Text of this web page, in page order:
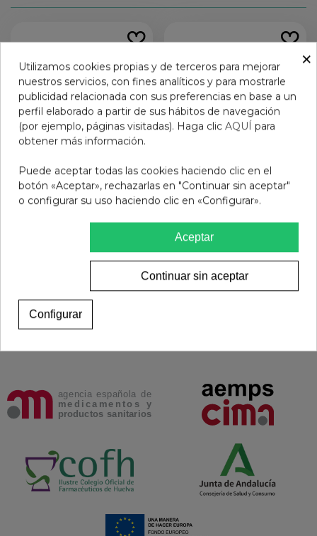
GAFAS PRESBICIA BADS
Ver más
GAFAS PRESBICIA BADS
12,95 €
Añadir al carrito
×
Utilizamos cookies propias y de terceros para mejorar
nuestros servicios, con fines analíticos y para mostrarle
publicidad relacionada con sus preferencias en base a un
perfil elaborado a partir de sus hábitos de navegación
(por ejemplo, páginas visitadas). Haga clic AQUÍ para
obtener más información.
Puede aceptar todas las cookies haciendo clic en el
botón «Aceptar», rechazarlas en "Continuar sin aceptar"
o configurar su uso haciendo clic en «Configurar».
Aceptar
Continuar sin aceptar
Configurar